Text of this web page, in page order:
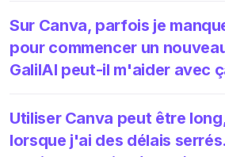
Sur Canva, parfois je
pour commencer un
GalilAI peut-il m'aider avec
Utiliser Canva peut être
lorsque j'ai des délais